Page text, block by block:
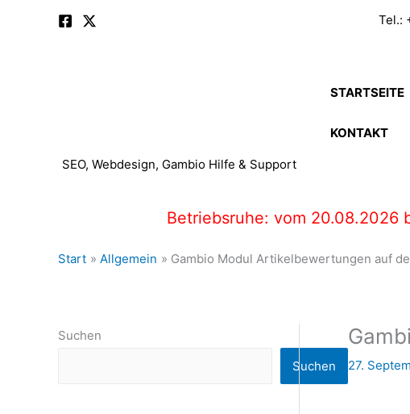
Tel.:
SEO, Webdesign, Gambio Hilfe & Support
STARTSEITE
KONTAKT
Betriebsruhe: vom 20.08.2026
Start Allgemein Gambio Modul Artikelbewertungen auf
Suchen
Suchen
27.